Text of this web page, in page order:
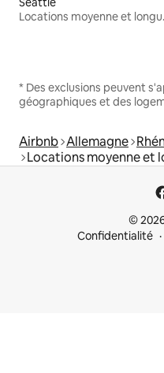
* Des exclusions peuvent
géographiques et des
Airbnb Allemagne
Locations moyenne et
©
Confidentialité